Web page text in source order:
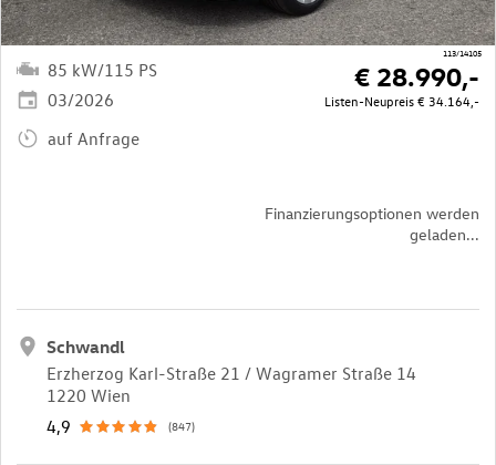
113/14105
85 kW/115 PS
03/2026
auf Anfrage
Finanzierungsoptionen werden
geladen...
€ 28.990,-
Listen-Neupreis€ 34.164,-
Schwandl
Erzherzog Karl-Straße 21 / Wagramer Straße 14
1220 Wien
4,9
(847)